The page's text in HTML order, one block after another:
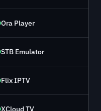
Ora Player
STB Emulator
Flix IPTV
XCloud TV